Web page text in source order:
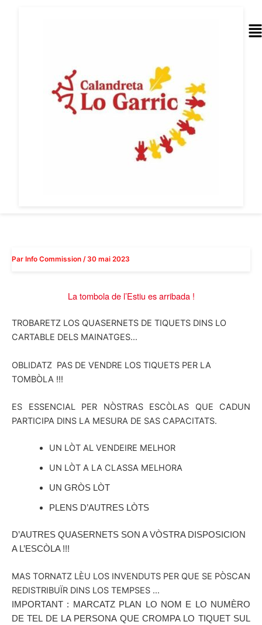
Par Info Commission / 30 mai 2023
La tombola de l’Estiu es arribada !
TROBARETZ LOS QUASERNETS DE TIQUETS DINS LO
CARTABLE DELS MAINATGES…
OBLIDATZ PAS DE VENDRE LOS TIQUETS PER LA
TOMBÒLA !!!
ES ESSENCIAL PER NÒSTRAS ESCÒLAS QUE CADUN
PARTICIPA DINS LA MESURA DE SAS CAPACITATS.
UN LÒT AL VENDEIRE MELHOR
UN LÒT A LA CLASSA MELHORA
UN GRÒS LÒT
PLENS D’AUTRES LÒTS
D’AUTRES QUASERNETS SON A VÒSTRA DISPOSICION
A L’ESCÒLA !!!
MAS TORNATZ LÈU LOS INVENDUTS PER QUE SE PÒSCAN
REDISTRIBUÏR DINS LOS TEMPSES …
IMPORTANT : MARCATZ PLAN LO NOM E LO NUMÈRO
DE TEL DE LA PERSONA QUE CROMPA LO TIQUET SUL